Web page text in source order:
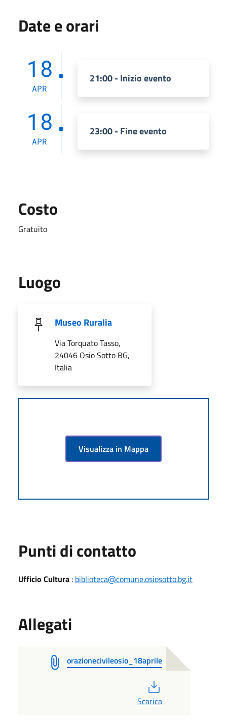
Date e orari
18
APR
21:00 - Inizio evento
18
APR
23:00 - Fine evento
Costo
Gratuito
Luogo
Museo Ruralia
Via Torquato Tasso,
24046 Osio Sotto BG,
Italia
Visualizza in Mappa
Punti di contatto
Ufficio Cultura : biblioteca@comune.osiosotto.bg.it
Allegati
orazionecivileosio_18aprile
Scarica